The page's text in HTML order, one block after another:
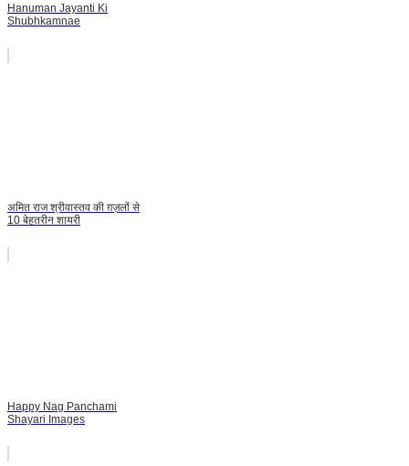
Hanuman Jayanti Ki
Shubhkamnae
अमित राज श्रीवास्तव की ग़ज़लों से
10 बेहतरीन शायरी
Happy Nag Panchami
Shayari Images